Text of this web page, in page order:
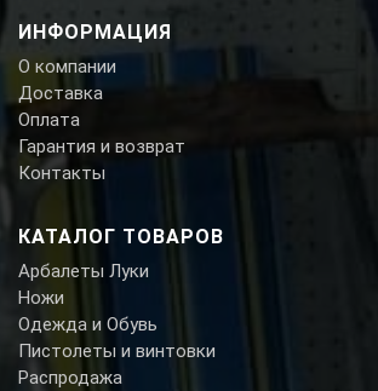
ИНФОРМАЦИЯ
О компании
Доставка
Оплата
Гарантия и возврат
Контакты
КАТАЛОГ ТОВАРОВ
Арбалеты Луки
Ножи
Одежда и Обувь
Пистолеты и винтовки
Распродажа